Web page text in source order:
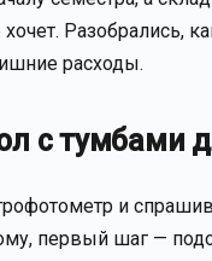
Разобрались,
расходы.
с тумбами
и
первый шаг —